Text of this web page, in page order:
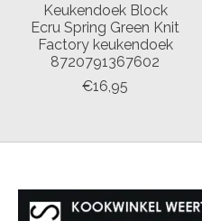
Keukendoek Block
Ecru Spring Green Knit
Factory keukendoek
8720791367602
€16,95